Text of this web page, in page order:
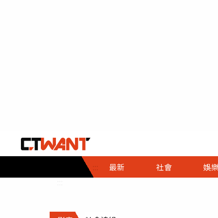
::: 最新 社會
社會首頁
時事
調查
娛樂
娛樂首頁
即時
財經首頁
熱線
政